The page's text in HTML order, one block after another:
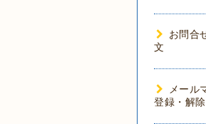
お問合
文
メール
登録・解